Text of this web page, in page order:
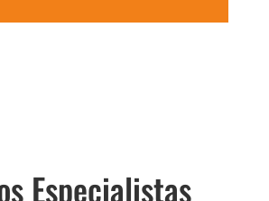
Especialistas